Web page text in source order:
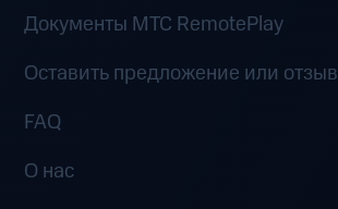
Документы MTC RemotePlay
Оставить предложение или отзыв
FAQ
О нас